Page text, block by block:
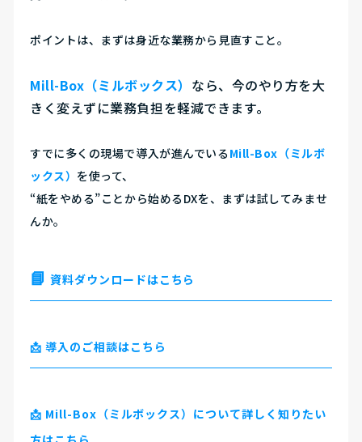
ポイントは、まずは身近な業務から見直すこと。
Mill-Box（ミルボックス） なら、今のやり方を大
きく変えずに業務負担を軽減できます。
すでに多くの現場で導入が進んでいる Mill-Box（ミルボ
ックス） を使って、
“紙をやめる”ことから始めるDXを、まずは試してみませ
んか。
📘 資料ダウンロードはこちら
📩 導入のご相談はこちら
📩 Mill-Box（ミルボックス）について詳しく知りたい